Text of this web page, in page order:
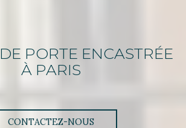
DE PORTE ENCASTRÉE
À PARIS
CONTACTEZ-NOUS